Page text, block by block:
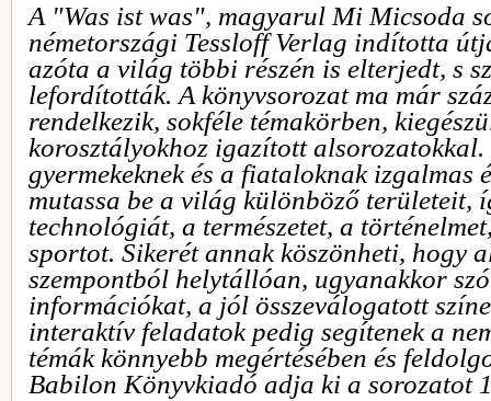
A "Was ist was", magyarul Mi Micsoda
németországi Tessloff Verlag indította
azóta a világ többi részén is elterjedt, s
lefordították. A könyvsorozat ma már
rendelkezik, sokféle témakörben,
korosztályokhoz igazított
gyermekeknek és a fiataloknak izgalmas
mutassa be a világ különböző területeit,
technológiát, a természetet, a
sportot. Sikerét annak köszönheti, hogy
szempontból helytállóan, ugyanakkor
információkat, a jól összeválogatott
interaktív feladatok pedig segítenek a
témák könnyebb megértésében és
Babilon Könyvkiadó adja ki a sorozatot